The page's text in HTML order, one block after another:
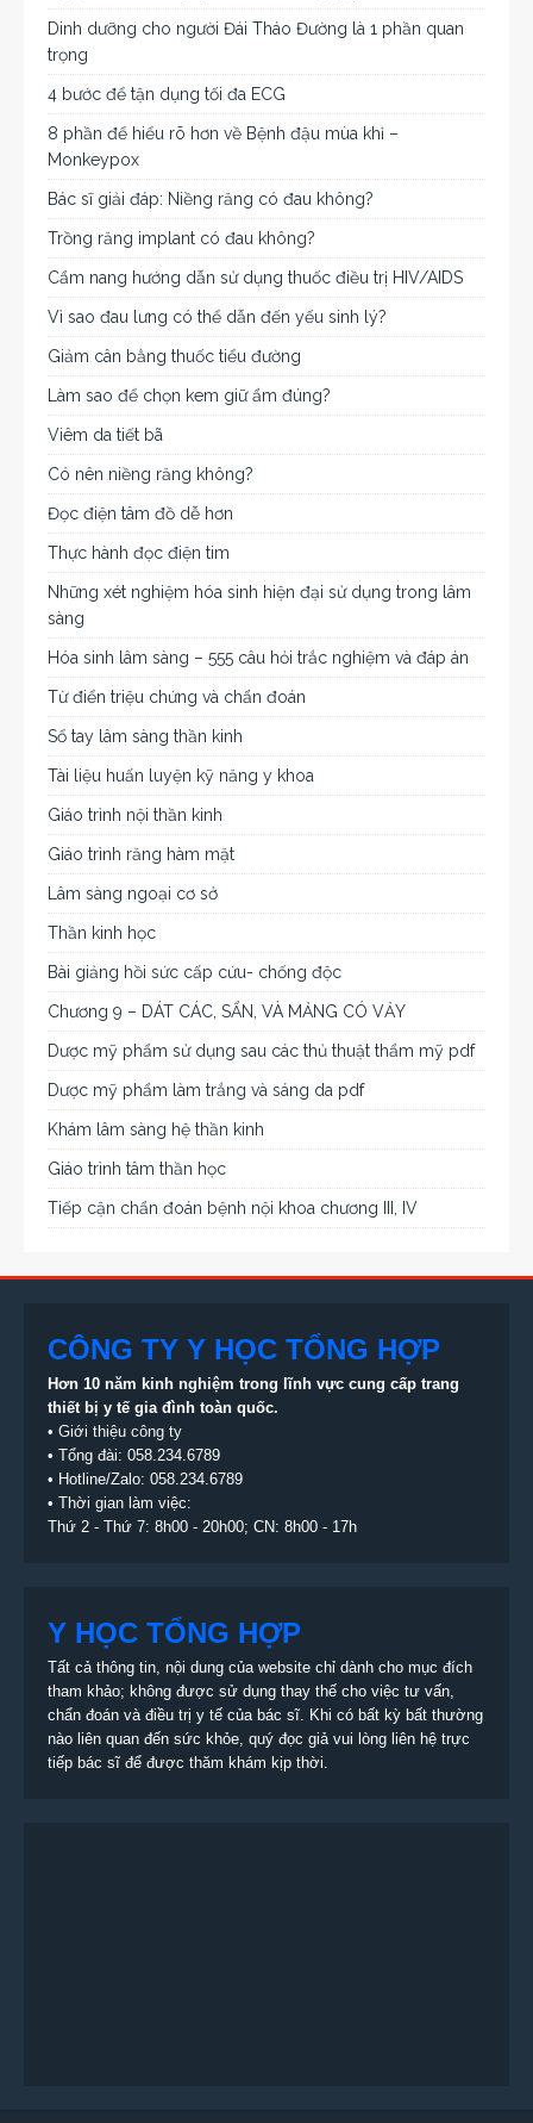
Dinh dưỡng cho người Đái Tháo Đường là 1 phần quan
trọng
4 bước để tận dụng tối đa ECG
8 phần để hiểu rõ hơn về Bệnh đậu mùa khỉ –
Monkeypox
Bác sĩ giải đáp: Niềng răng có đau không?
Trồng răng implant có đau không?
Cẩm nang hướng dẫn sử dụng thuốc điều trị HIV/AIDS
Vì sao đau lưng có thể dẫn đến yếu sinh lý?
Giảm cân bằng thuốc tiểu đường
Làm sao để chọn kem giữ ẩm đúng?
Viêm da tiết bã
Có nên niềng răng không?
Đọc điện tâm đồ dễ hơn
Thực hành đọc điện tim
Những xét nghiệm hóa sinh hiện đại sử dụng trong lâm
sàng
Hóa sinh lâm sàng – 555 câu hỏi trắc nghiệm và đáp án
Từ điển triệu chứng và chẩn đoán
Sổ tay lâm sàng thần kinh
Tài liệu huấn luyện kỹ năng y khoa
Giáo trình nội thần kinh
Giáo trình răng hàm mặt
Lâm sàng ngoại cơ sở
Thần kinh học
Bài giảng hồi sức cấp cứu- chống độc
Chương 9 – DÁT CÁC, SẨN, VÀ MẢNG CÓ VẢY
Dược mỹ phẩm sử dụng sau các thủ thuật thẩm mỹ pdf
Dược mỹ phẩm làm trắng và sáng da pdf
Khám lâm sàng hệ thần kinh
Giáo trình tâm thần học
Tiếp cận chẩn đoán bệnh nội khoa chương III, IV
CÔNG TY Y HỌC TỔNG HỢP
Hơn 10 năm kinh nghiệm trong lĩnh vực cung cấp trang
thiết bị y tế gia đình toàn quốc.
• Giới thiệu công ty
• Tổng đài: 058.234.6789
• Hotline/Zalo: 058.234.6789
• Thời gian làm việc:
Thứ 2 - Thứ 7: 8h00 - 20h00; CN: 8h00 - 17h
Y HỌC TỔNG HỢP
Tất cả thông tin, nội dung của website chỉ dành cho mục đích
tham khảo; không được sử dụng thay thế cho việc tư vấn,
chẩn đoán và điều trị y tế của bác sĩ. Khi có bất kỳ bất thường
nào liên quan đến sức khỏe, quý đọc giả vui lòng liên hệ trực
tiếp bác sĩ để được thăm khám kịp thời.